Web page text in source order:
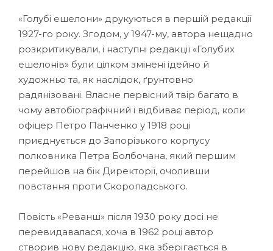
«Голубі ешелони» друкуються в першій редакції
1927-го року. Згодом, у 1947-му, автора нещадно
розкритикували, і наступні редакції «Голубих
ешелонів» були цілком змінені ідейно й
художньо та, як наслідок, ґрунтовно
радянізовані. Власне первісний твір багато в
чому автобіографічний і відбиває період, коли
офіцер Петро Панченко у 1918 році
приєднується до Запорізького корпусу
полковника Петра Болбочана, який першим
перейшов на бік Директорії, очоливши
повстання проти Скоропадського.
Повість «Реванш» після 1930 року досі не
перевидавалася, хоча в 1962 році автор
створив нову редакцію, яка зберігається в